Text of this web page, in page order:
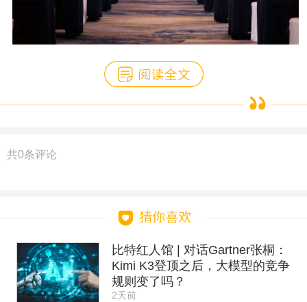
共0条评论
比特红人馆 | 对话Gartner张桐：
Kimi K3登顶之后，大模型的竞争
规则变了吗？
2天前